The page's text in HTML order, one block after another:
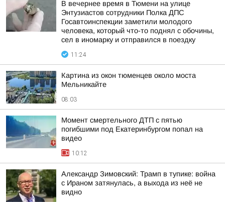
В вечернее время в Тюмени на улице
Энтузиастов сотрудники Полка ДПС
Госавтоинспекции заметили молодого
человека, который что-то поднял с обочины,
сел в иномарку и отправился в поездку
11:24
Картина из окон тюменцев около моста
Мельникайте
08:03
Момент смертельного ДТП с пятью
погибшими под Екатеринбургом попал на
видео
10:12
Александр Зимовский: Трамп в тупике: война
с Ираном затянулась, а выхода из неё не
видно